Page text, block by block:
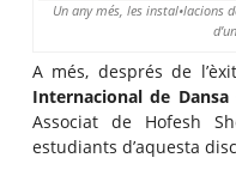
Un any més, les instal•lacions
A més, després de
Internacional de
Associat de Hofesh
estudiants d’aquesta